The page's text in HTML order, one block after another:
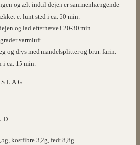
og ælt indtil dejen er sammenhængende.
et lunt sted i ca. 60 min.
og lad efterhæve i 20-30 min.
varmluft.
og drys med mandelsplitter og brun farin.
i ca. 15 min.
kostfibre 3,2g, fedt 8,8g.